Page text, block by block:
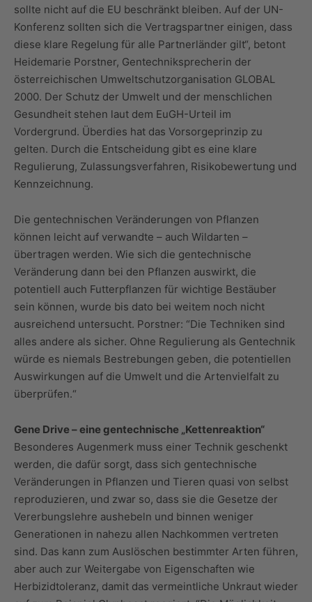
sollte nicht auf die EU beschränkt bleiben. Auf der UN-
Konferenz sollten sich die Vertragspartner einigen, dass
diese klare Regelung für alle Partnerländer gilt“, betont
Heidemarie Porstner, Gentechniksprecherin der
österreichischen Umweltschutzorganisation GLOBAL
2000. Der Schutz der Umwelt und der menschlichen
Gesundheit stehen laut dem EuGH-Urteil im
Vordergrund. Überdies hat das Vorsorgeprinzip zu
gelten. Durch die Entscheidung gibt es eine klare
Regulierung, Zulassungsverfahren, Risikobewertung und
Kennzeichnung.
Die gentechnischen Veränderungen von Pflanzen
können leicht auf verwandte – auch Wildarten –
übertragen werden. Wie sich die gentechnische
Veränderung dann bei den Pflanzen auswirkt, die
potentiell auch Futterpflanzen für wichtige Bestäuber
sein können, wurde bis dato bei weitem noch nicht
ausreichend untersucht. Porstner: “Die Techniken sind
alles andere als sicher. Ohne Regulierung als Gentechnik
würde es niemals Bestrebungen geben, die potentiellen
Auswirkungen auf die Umwelt und die Artenvielfalt zu
überprüfen.“
Gene Drive – eine gentechnische „Kettenreaktion“
Besonderes Augenmerk muss einer Technik geschenkt
werden, die dafür sorgt, dass sich gentechnische
Veränderungen in Pflanzen und Tieren quasi von selbst
reproduzieren, und zwar so, dass sie die Gesetze der
Vererbungslehre aushebeln und binnen weniger
Generationen in nahezu allen Nachkommen vertreten
sind. Das kann zum Auslöschen bestimmter Arten führen,
aber auch zur Weitergabe von Eigenschaften wie
Herbizidtoleranz, damit das vermeintliche Unkraut wieder